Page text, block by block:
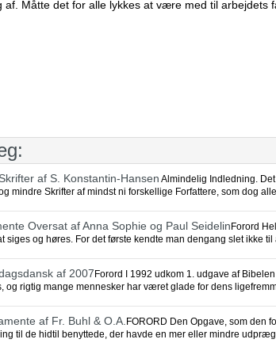
Måtte det for alle lykkes at være med til arbejdets
af S. Konstantin-Hansen Almindelig Indledning.
mindre Skrifter af mindst ni forskellige Forfattere, som dog
Oversat af Anna Sophie og Paul Seidelin Forord
siges og høres. For det første kendte man dengang slet ikke
af 2007 Forord I 1992 udkom 1. udgave af
og rigtig mange mennesker har været glade for dens
af Fr. Buhl & O.A. FORORD Den Opgave, som den
til de hidtil benyttede, der havde en mer eller mindre